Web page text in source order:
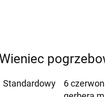
Standardowy
6